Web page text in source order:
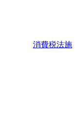
消費税法施